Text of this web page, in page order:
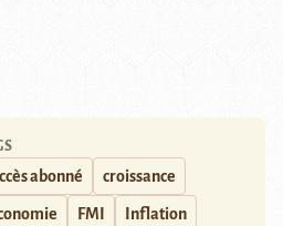
abonné croissance
FMI Inflation